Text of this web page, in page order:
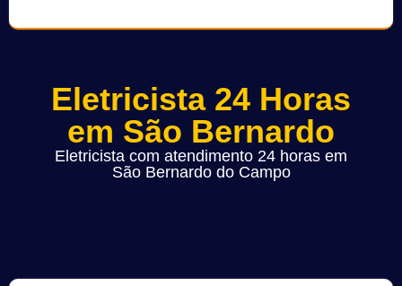
Eletricista 24 Horas
em São Bernardo
Eletricista com atendimento 24 horas em
São Bernardo do Campo